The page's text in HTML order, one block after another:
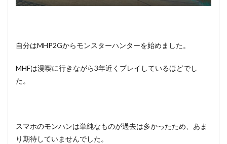
自分はMHP2Gからモンスターハンターを始めました。
MHFは漫喫に行きながら3年近くプレイしているほどでし
た。
スマホのモンハンは単純なものが過去は多かったため、あま
り期待していませんでした。